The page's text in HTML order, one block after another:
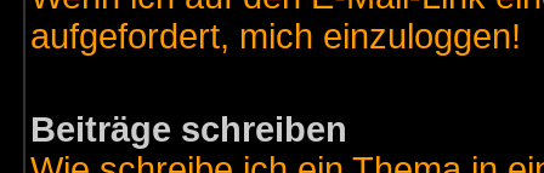
aufgefordert, mich einzuloggen!
Beiträge schreiben